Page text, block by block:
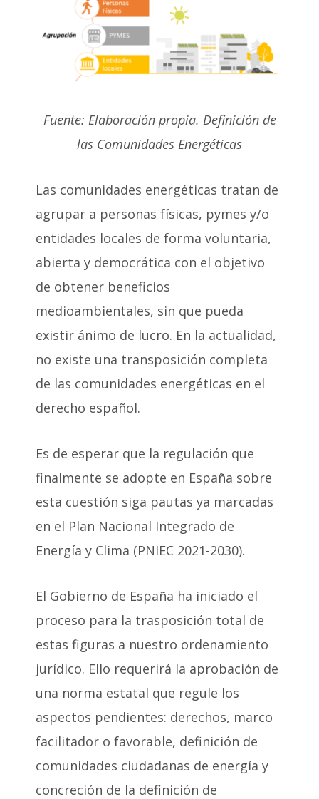
Fuente: Elaboración propia. Definición de
las Comunidades Energéticas
Las comunidades energéticas tratan de
agrupar a personas físicas, pymes y/o
entidades locales de forma voluntaria,
abierta y democrática con el objetivo
de obtener beneficios
medioambientales, sin que pueda
existir ánimo de lucro. En la actualidad,
no existe una transposición completa
de las comunidades energéticas en el
derecho español.
Es de esperar que la regulación que
finalmente se adopte en España sobre
esta cuestión siga pautas ya marcadas
en el Plan Nacional Integrado de
Energía y Clima (PNIEC 2021-2030).
El Gobierno de España ha iniciado el
proceso para la trasposición total de
estas figuras a nuestro ordenamiento
jurídico. Ello requerirá la aprobación de
una norma estatal que regule los
aspectos pendientes: derechos, marco
facilitador o favorable, definición de
comunidades ciudadanas de energía y
concreción de la definición de